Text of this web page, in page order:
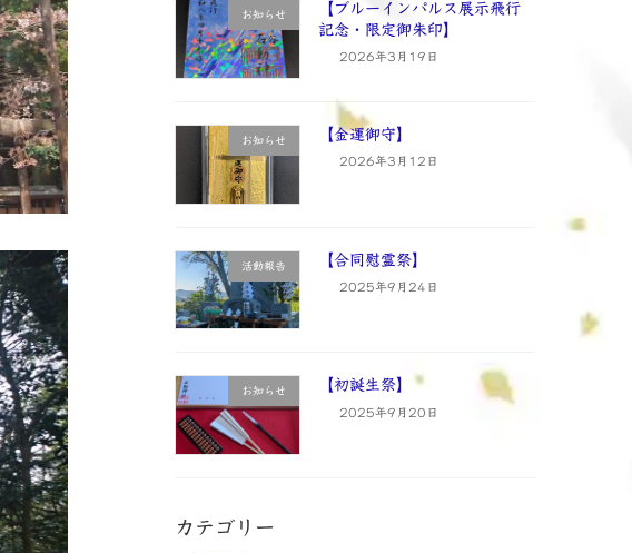
お知らせ
【ブルーインパルス展示飛行
記念・限定御朱印】
2026年3月19日
お知らせ 【金運御守】
2026年3月12日
活動報告 【合同慰霊祭】
2025年9月24日
お知らせ 【初誕生祭】
2025年9月20日
カテゴリー